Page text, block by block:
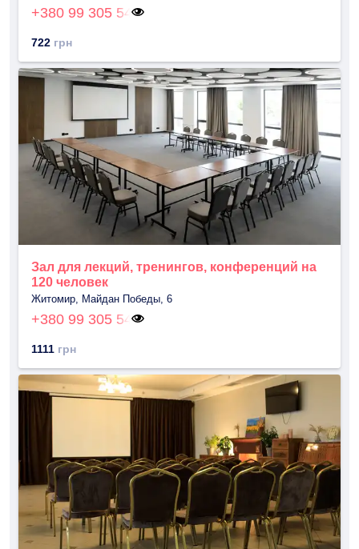
+380 99 305 54
722 грн
Зал для лекций, тренингов, конференций на
120 человек
Житомир, Майдан Победы, 6
+380 99 305 54
1111 грн